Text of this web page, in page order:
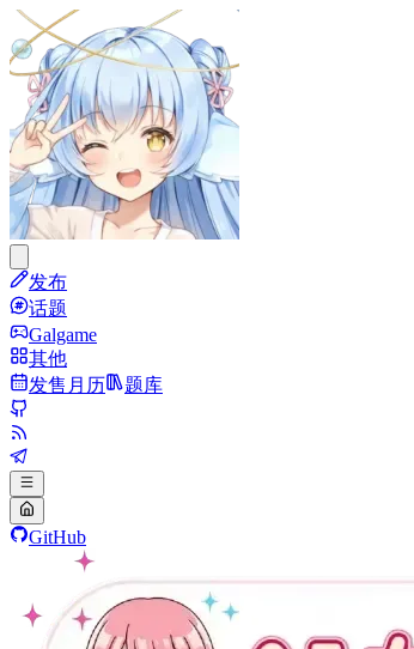
发布
话题
Galgame
其他
发售月历
题库
GitHub